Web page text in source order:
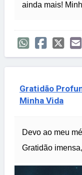
ainda mais!
Gratidão
Minha Vida
Devo ao meu
Gratidão